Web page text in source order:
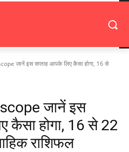
जानें इस सप्ताह आपके लिए कैसा होगा, 16 से
जानें इस
कैसा होगा, 16 से 22
राशिफल